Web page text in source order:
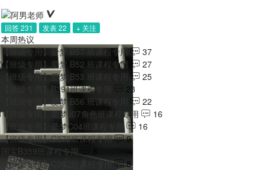
回答 231 发表 22 + 关注
本周热议
【班级专用】爱梦 B57 班课程专用
37
【班级专用】爱梦 B52 班课程专用
27
【班级专用】爱梦 B53 班课程专用
25
【班级专用】B391班课程专用
23
【班级专用】爱梦 B56 班课程专用
22
【班级专用】爱梦J07角色班课程专用
16
【班级专用】爱梦C04班课程专用
16
【班级专用】C370班课程专用
9
国宝B359班课程专用
【班级专用】C367班课程专用
8